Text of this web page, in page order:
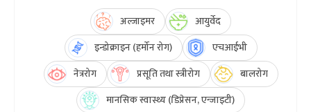
अल्जाइमर
आयुर्वेद
इन्डोक्राइन (हर्मोन रोग)
एचआईभी
नेत्ररोग
प्रसूति तथा स्त्रीरोग
बालरोग
मानसिक स्वास्थ्य (डिप्रेसन, एन्जाइटी)